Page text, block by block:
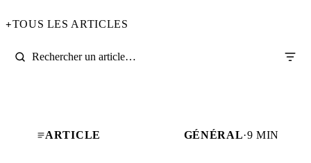
+TOUS LES ARTICLES
ARTICLE GÉNÉRAL·9 MIN